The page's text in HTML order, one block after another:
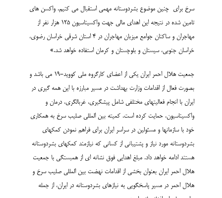
سرخ برای چنین موضوع بشردوستانه مهمی استقبال می کنیم. واکسن های
تامین شده در نتیجه این اهدای مالی جهت واکسیناسیون 125 هزار نفر از
مهاجران و ساکنان جوامع میزبان مهاجران در 4 استان شرقی خراسان رضوی،
خراسان جنوبی، سیستان و بلوچستان و کرمان استفاده خواهد شد.»
جمعیت هلال احمر ایران یکی از اعضای کارگروه ملی کووید-19 می باشد و
بصورت فعال از اقدامات وزارت بهداشت در مسیر مبارزه با این همه گیری در
ایران با انجام فعالیتهای مختلفی شامل پیشگیری، غربالگری، درمان و
واکسیناسیون، حمایت کرده است. کمیته بین المللی صلیب سرخ به همکاری
خود با سازمانها و مسئولین در سراسر ایران برای فراهم نمودن کمکهای
بشردوستانه مورد نیاز و پشتیبانی از کسانی که نیازمند کمکهای بشردوستانه
هستند ادامه خواهد داد. مبلغ اهدایی فوق نشانه ای از همبستگی با جمعیت
هلال احمر ایران بعنوان بخشی از اقدامات نهضت بین المللی صلیب سرخ و
هلال احمر در مسیر پاسخگویی به نیازهای بشردوستانه در ایران، از جمله